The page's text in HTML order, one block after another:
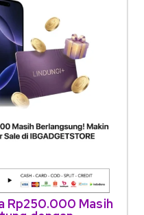
Rp250.000 Masih